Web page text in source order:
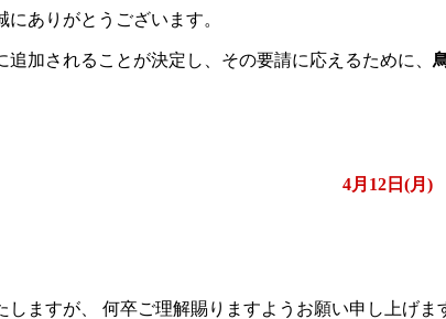
にありがとうございます。
加されることが決定し、その要請に応えるために、
4月12日(月
ますが、 何卒ご理解賜りますようお願い申し上げま